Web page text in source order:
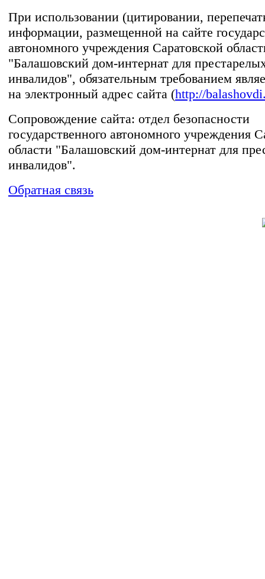
При использовании (цитировании,
информации, размещенной на сайте
автономного учреждения Саратовской
"Балашовский дом-интернат для
инвалидов", обязательным требованием
на электронный адрес сайта (http://
Сопровождение сайта: отдел безопасности
государственного автономного учреждения
области "Балашовский дом-интернат для
инвалидов".
Обратная связь